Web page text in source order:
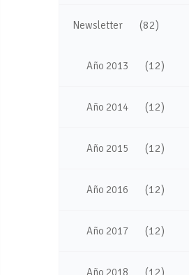
Newsletter (82)
Año 2013 (12)
Año 2014 (12)
Año 2015 (12)
Año 2016 (12)
Año 2017 (12)
Año 2018 (12)